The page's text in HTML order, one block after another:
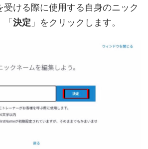
受ける際に使用する自身のニック
決定 」をクリックします。